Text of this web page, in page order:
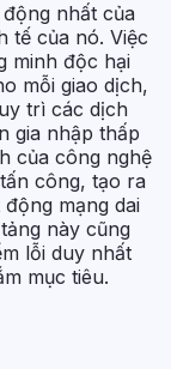
nhất của
tế của nó. Việc
minh độc hại
mỗi giao dịch,
trì các dịch
gia nhập thấp
của công nghệ
công, tạo ra
mạng dai
này cũng
lỗi duy nhất
mục tiêu.